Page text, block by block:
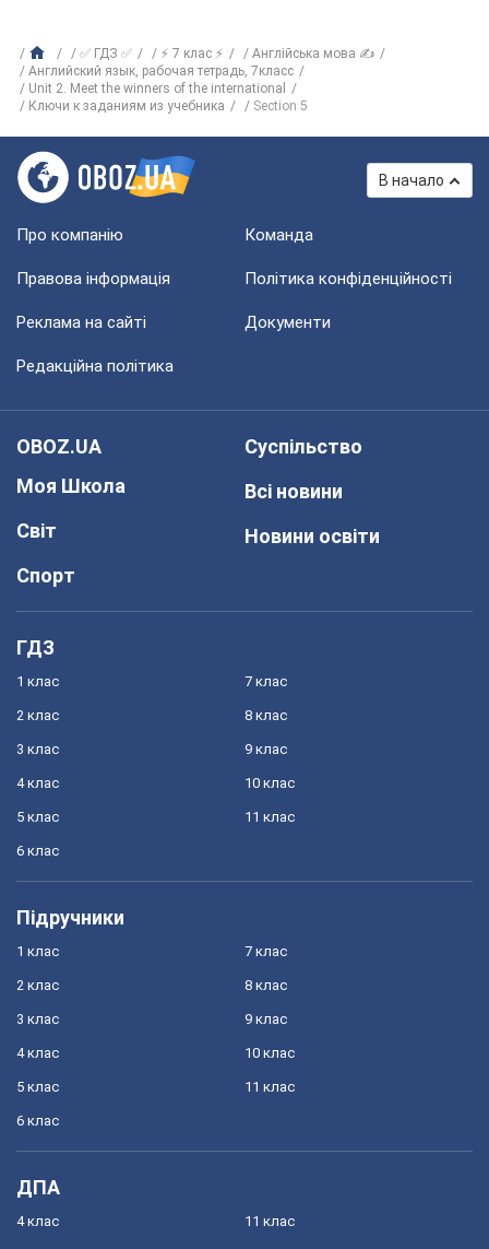
✅ ГДЗ ✅ ⚡ 7 клас ⚡
Англійська мова ✍
Английский язык, рабочая тетрадь, 7класс
Unit 2. Meet the winners of the international
Ключи к заданиям из учебника
Section 5
В начало
Про компанію Команда
Правова інформація Політика конфіденційності
Реклама на сайті Документи
Редакційна політика
OBOZ.UA
Моя Школа
Світ
Спорт
Суспільство
Всі новини
Новини освіти
ГДЗ
1 клас
2 клас
3 клас
4 клас
5 клас
6 клас
7 клас
8 клас
9 клас
10 клас
11 клас
Підручники
1 клас
2 клас
3 клас
4 клас
5 клас
6 клас
7 клас
8 клас
9 клас
10 клас
11 клас
ДПА
4 клас 11 клас